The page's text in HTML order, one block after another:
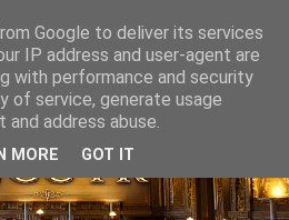
Google to deliver its services
IP address and user-agent are
with performance and security
of service, generate usage
address abuse.
MORE GOT IT